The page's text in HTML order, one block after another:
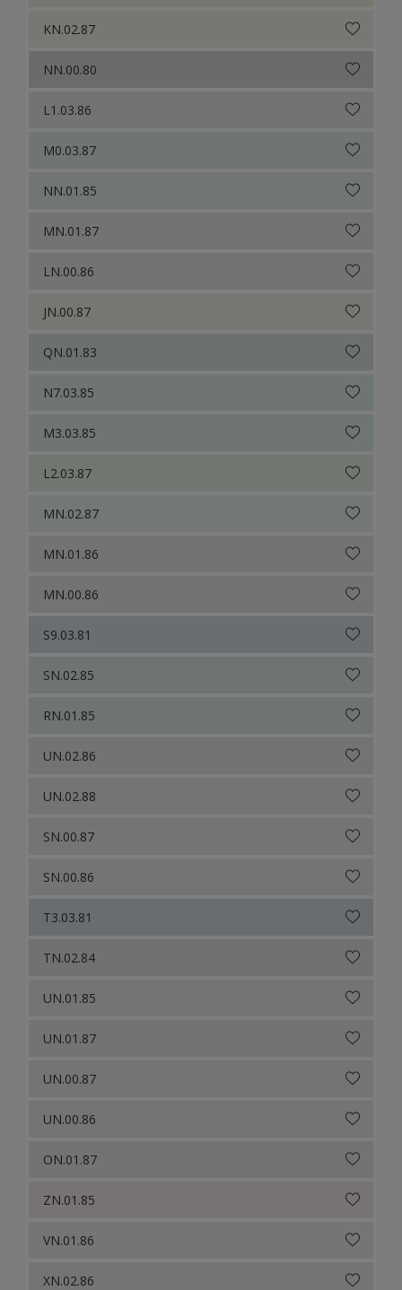
KN.02.87
NN.00.80
L1.03.86
M0.03.87
NN.01.85
MN.01.87
LN.00.86
JN.00.87
QN.01.83
N7.03.85
M3.03.85
L2.03.87
MN.02.87
MN.01.86
MN.00.86
S9.03.81
SN.02.85
RN.01.85
UN.02.86
UN.02.88
SN.00.87
SN.00.86
T3.03.81
TN.02.84
UN.01.85
UN.01.87
UN.00.87
UN.00.86
ON.01.87
ZN.01.85
VN.01.86
XN.02.86